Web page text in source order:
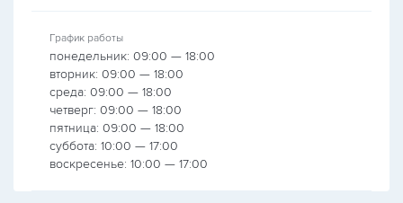
График работы
понедельник: 09:00 — 18:00
вторник: 09:00 — 18:00
среда: 09:00 — 18:00
четверг: 09:00 — 18:00
пятница: 09:00 — 18:00
суббота: 10:00 — 17:00
воскресенье: 10:00 — 17:00